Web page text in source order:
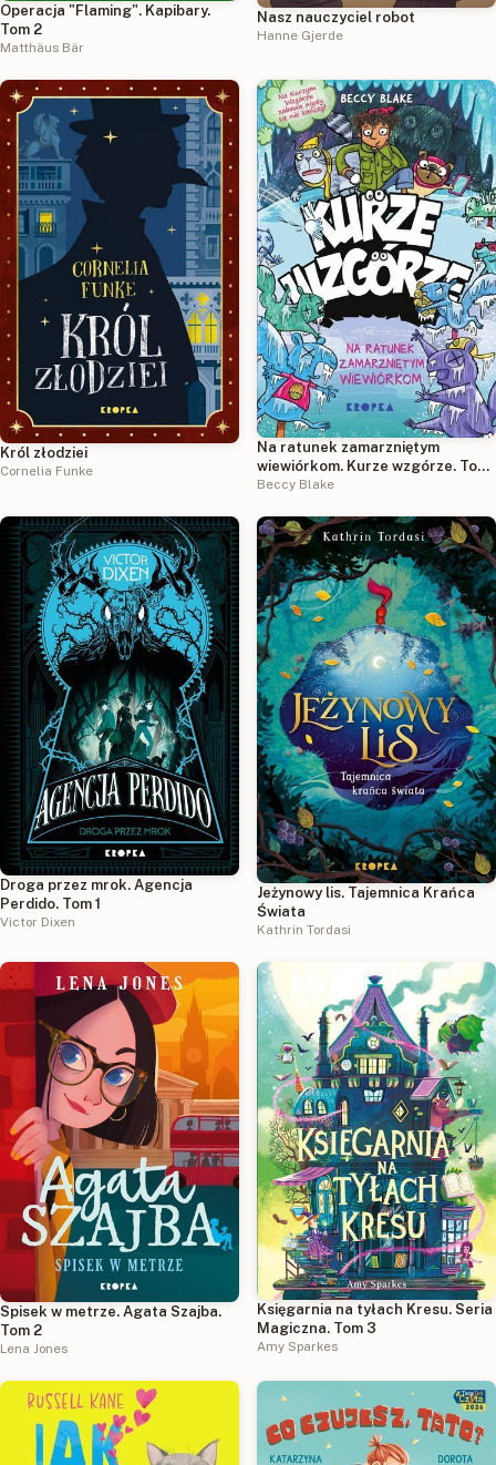
Operacja "Flaming". Kapibary.
Tom 2
Matthäus Bär
Nasz nauczyciel robot
Hanne Gjerde
Król złodziei
Cornelia Funke
Na ratunek zamarzniętym
wiewiórkom. Kurze wzgórze. Tom
2
Beccy Blake
Droga przez mrok. Agencja
Perdido. Tom 1
Victor Dixen
Jeżynowy lis. Tajemnica Krańca
Świata
Kathrin Tordasi
Spisek w metrze. Agata Szajba.
Tom 2
Lena Jones
Księgarnia na tyłach Kresu. Seria
Magiczna. Tom 3
Amy Sparkes